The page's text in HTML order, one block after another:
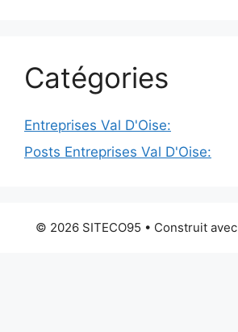
Catégories
Entreprises Val D'Oise:
Posts Entreprises Val D'Oise:
© 2026 SITECO95 • Construit avec